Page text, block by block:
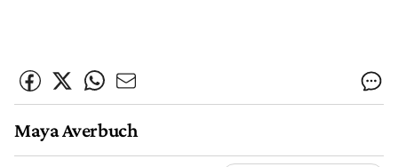
Maya Averbuch